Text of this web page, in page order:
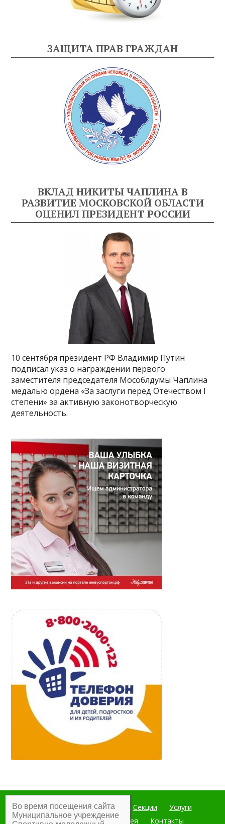
ЗАЩИТА ПРАВ ГРАЖДАН
ВКЛАД НИКИТЫ ЧАПЛИНА В
РАЗВИТИЕ МОСКОВСКОЙ ОБЛАСТИ
ОЦЕНИЛ ПРЕЗИДЕНТ РОССИИ
10 сентября президент РФ Владимир Путин
подписал указ о награждении первого
заместителя председателя Мособлдумы Чаплина
медалью ордена «За заслуги перед Отечеством I
степени» за активную законотворческую
деятельность.
Главная Мероприятия Секции
Услуги
Документы
Фотогалерея Контакты
Во время посещения сайта
Муниципальное учреждение